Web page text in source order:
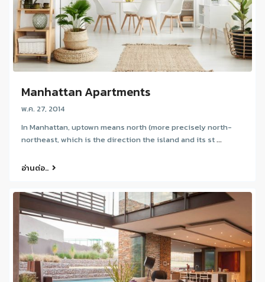
Manhattan Apartments
พ.ค. 27, 2014
In Manhattan, uptown means north (more precisely north-
northeast, which is the direction the island and its st...
อ่านต่อ..